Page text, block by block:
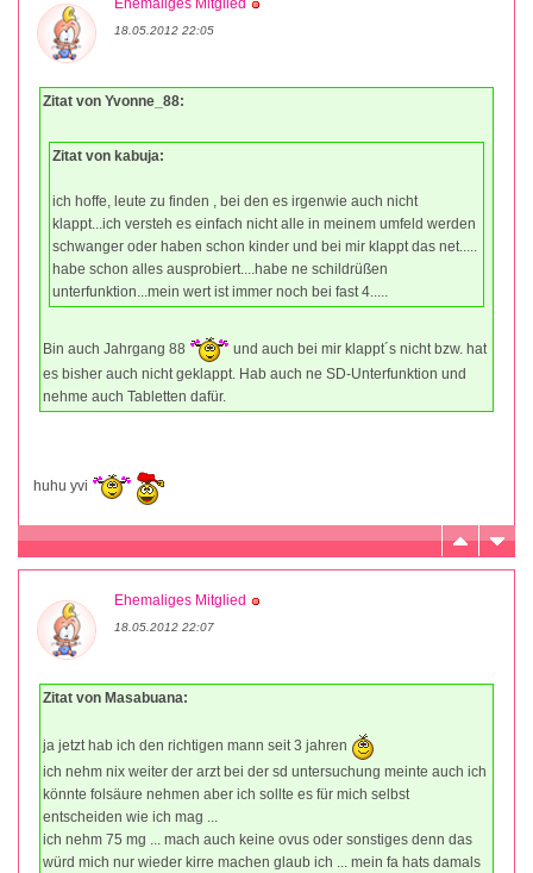
18.05.2012 22:05
Zitat von Yvonne_88:
Zitat von kabuja:
ich hoffe, leute zu finden , bei den es irgenwie auch nicht
klappt...ich versteh es einfach nicht alle in meinem umfeld werden
schwanger oder haben schon kinder und bei mir klappt das net.....
habe schon alles ausprobiert....habe ne schildrüßen
unterfunktion...mein wert ist immer noch bei fast 4.....
Bin auch Jahrgang 88
und auch bei mir klappt´s nicht bzw. hat
es bisher auch nicht geklappt. Hab auch ne SD-Unterfunktion und
nehme auch Tabletten dafür.
huhu yvi
Ehemaliges Mitglied
18.05.2012 22:07
Zitat von Masabuana:
ja jetzt hab ich den richtigen mann seit 3 jahren
ich nehm nix weiter der arzt bei der sd untersuchung meinte auch ich
könnte folsäure nehmen aber ich sollte es für mich selbst
entscheiden wie ich mag ...
ich nehm 75 mg ... mach auch keine ovus oder sonstiges denn das
würd mich nur wieder kirre machen glaub ich ... mein fa hats damals